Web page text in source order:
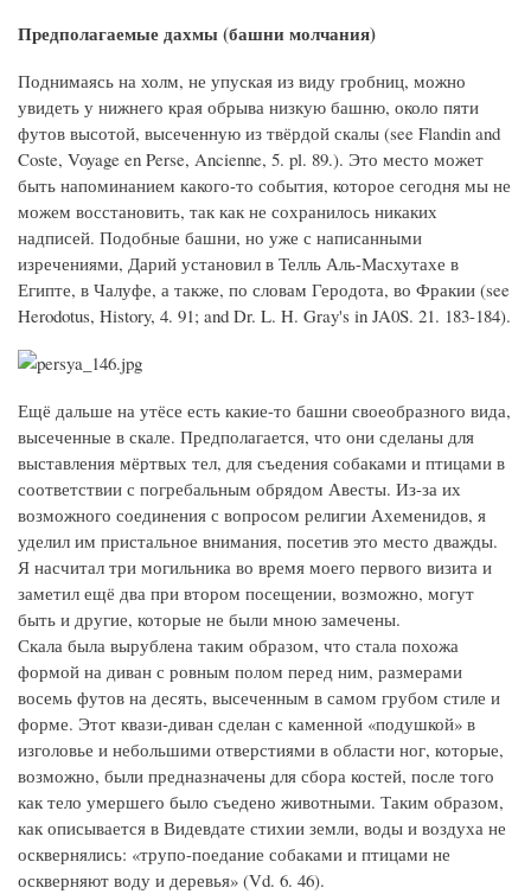
Предполагаемые дахмы (башни молчания)
Поднимаясь на холм, не упуская из виду гробниц, можно
увидеть у нижнего края обрыва низкую башню, около пяти
футов высотой, высеченную из твёрдой скалы (see Flandin and
Coste, Voyage en Perse, Ancienne, 5. pl. 89.). Это место может
быть напоминанием какого-то события, которое сегодня мы не
можем восстановить, так как не сохранилось никаких
надписей. Подобные башни, но уже с написанными
изречениями, Дарий установил в Телль Аль-Масхутахе в
Египте, в Чалуфе, а также, по словам Геродота, во Фракии (see
Herodotus, History, 4. 91; and Dr. L. H. Gray's in JA0S. 21. 183-184).
Ещё дальше на утёсе есть какие-то башни своеобразного вида,
высеченные в скале. Предполагается, что они сделаны для
выставления мёртвых тел, для съедения собаками и птицами в
соответствии с погребальным обрядом Авесты. Из-за их
возможного соединения с вопросом религии Ахеменидов, я
уделил им пристальное внимания, посетив это место дважды.
Я насчитал три могильника во время моего первого визита и
заметил ещё два при втором посещении, возможно, могут
быть и другие, которые не были мною замечены.
Скала была вырублена таким образом, что стала похожа
формой на диван с ровным полом перед ним, размерами
восемь футов на десять, высеченным в самом грубом стиле и
форме. Этот квази-диван сделан с каменной «подушкой» в
изголовье и небольшими отверстиями в области ног, которые,
возможно, были предназначены для сбора костей, после того
как тело умершего было съедено животными. Таким образом,
как описывается в Видевдате стихии земли, воды и воздуха не
осквернялись: «трупо-поедание собаками и птицами не
оскверняют воду и деревья» (Vd. 6. 46).